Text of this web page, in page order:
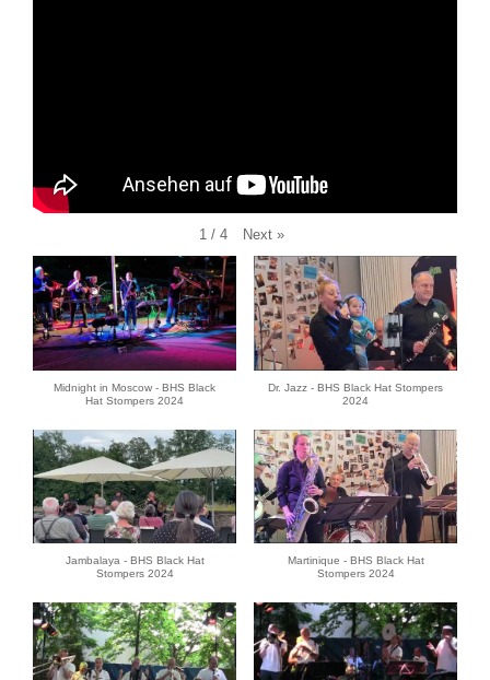
1 / 4 Next »
Midnight in Moscow - BHS Black
Hat Stompers 2024
Dr. Jazz - BHS Black Hat Stompers
2024
Jambalaya - BHS Black Hat
Stompers 2024
Martinique - BHS Black Hat
Stompers 2024